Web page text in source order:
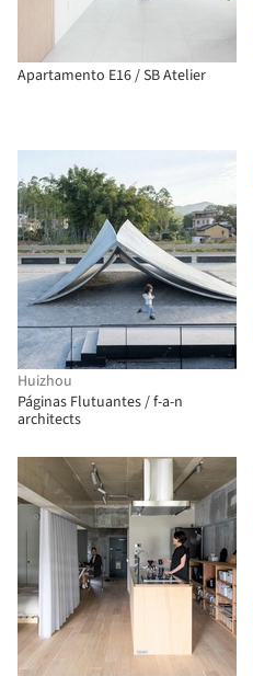
Apartamento E16 / SB Atelier
Huizhou
Páginas Flutuantes / f-a-n
architects